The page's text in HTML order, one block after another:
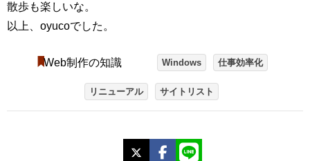
散歩も楽しいな。
以上、oyucoでした。
Web制作の知識 Windows 仕事効率化
リニューアル サイトリスト
Facebook